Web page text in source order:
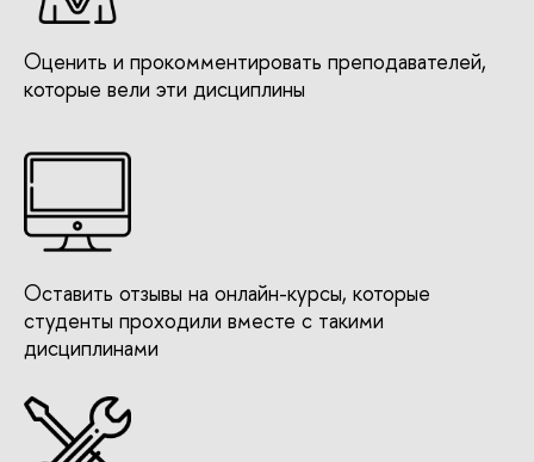
Оценить и прокомментировать преподавателей,
которые вели эти дисциплины
Оставить отзывы на онлайн-курсы, которые
студенты проходили вместе с такими
дисциплинами